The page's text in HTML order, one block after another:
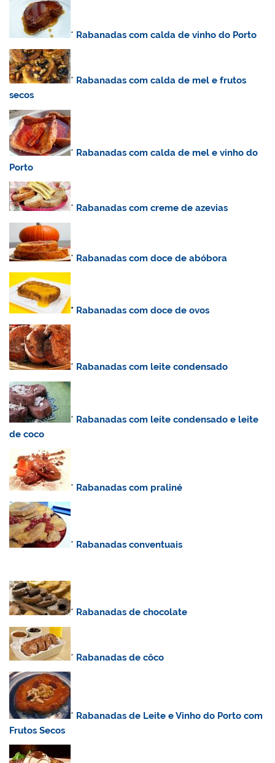
* Rabanadas com calda de vinho do Porto
* Rabanadas com calda de mel e frutos
secos
* Rabanadas com calda de mel e vinho do
Porto
* Rabanadas com creme de azevias
* Rabanadas com doce de abóbora
* Rabanadas com doce de ovos
* Rabanadas com leite condensado
* Rabanadascom leite condensado e leite
de coco
* Rabanadas com praliné
* Rabanadas conventuais
* Rabanadas de chocolate
* Rabanadas de côco
* Rabanadas de Leite e Vinho do Porto com
Frutos Secos